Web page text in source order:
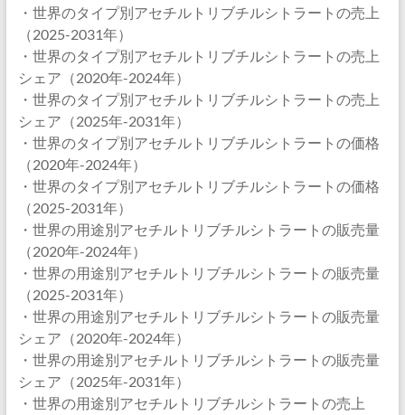
・世界のタイプ別アセチルトリブチルシトラートの売上
（2025-2031年）
・世界のタイプ別アセチルトリブチルシトラートの売上
シェア（2020年-2024年）
・世界のタイプ別アセチルトリブチルシトラートの売上
シェア（2025年-2031年）
・世界のタイプ別アセチルトリブチルシトラートの価格
（2020年-2024年）
・世界のタイプ別アセチルトリブチルシトラートの価格
（2025-2031年）
・世界の用途別アセチルトリブチルシトラートの販売量
（2020年-2024年）
・世界の用途別アセチルトリブチルシトラートの販売量
（2025-2031年）
・世界の用途別アセチルトリブチルシトラートの販売量
シェア（2020年-2024年）
・世界の用途別アセチルトリブチルシトラートの販売量
シェア（2025年-2031年）
・世界の用途別アセチルトリブチルシトラートの売上